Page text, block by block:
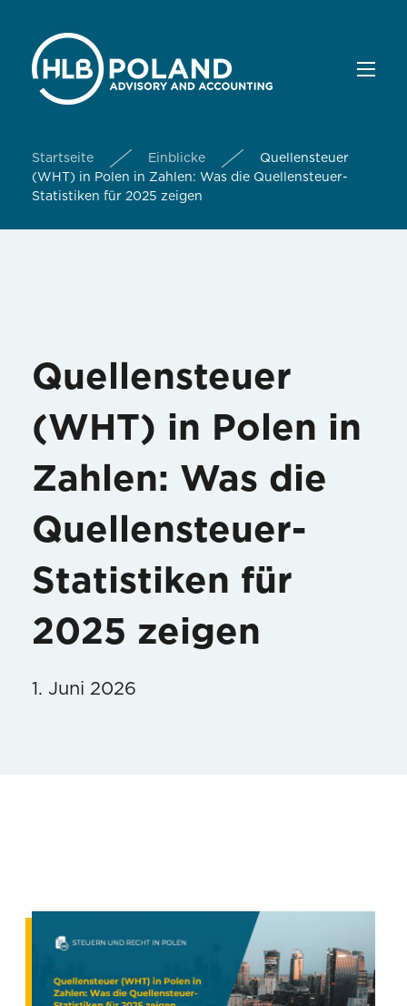
Startseite Einblicke
Quellensteuer
(WHT) in Polen in Zahlen: Was die Quellensteuer-
Statistiken für 2025 zeigen
Quellensteuer
(WHT) in Polen in
Zahlen: Was die
Quellensteuer-
Statistiken für
2025 zeigen
1. Juni 2026